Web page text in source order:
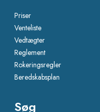
Priser
Venteliste
Vedtægter
Reglement
Rokeringsregler
Beredskabsplan
Søg